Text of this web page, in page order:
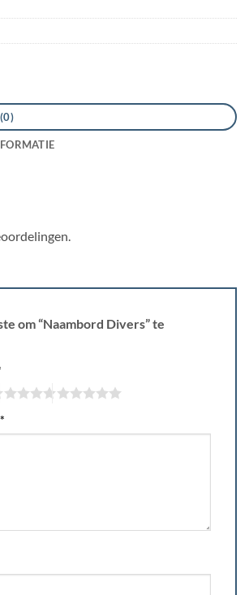
om “Naambord Divers” te
*